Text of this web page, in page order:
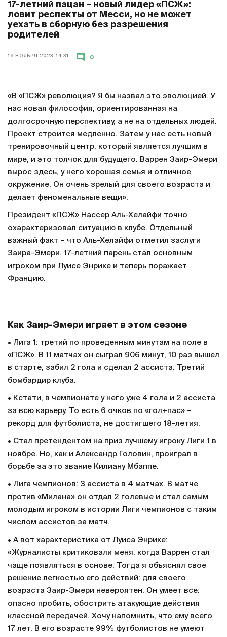
17-летний пацан – новый лидер «ПСЖ»:
ловит респекты от Месси, но не может
уехать в сборную без разрешения
родителей
16 НОЯБРЯ 2023, 14:31 0
«В «ПСЖ» революция? Я бы назвал это эволюцией. У
нас новая философия, ориентированная на
долгосрочную перспективу, а не на отдельных людей.
Проект строится медленно. Затем у нас есть новый
тренировочный центр, который является лучшим в
мире, и это толчок для будущего. Варрен Заир-Эмери
вырос здесь, у него хорошая семья и отличное
окружение. Он очень зрелый для своего возраста и
делает феноменальные вещи».
Президент «ПСЖ» Нассер Аль-Хелайфи точно
охарактеризовал ситуацию в клубе. Отдельный
важный факт – что Аль-Хелайфи отметил заслуги
Заира-Эмери. 17-летний парень стал основным
игроком при Луисе Энрике и теперь поражает
Францию.
Как Заир-Эмери играет в этом сезоне
• Лига 1: третий по проведенным минутам на поле в
«ПСЖ». В 11 матчах он сыграл 906 минут, 10 раз вышел
в старте, забил 2 гола и сделал 2 ассиста. Третий
бомбардир клуба.
• Кстати, в чемпионате у него уже 4 гола и 2 ассиста
за всю карьеру. То есть 6 очков по «гол+пас» –
рекорд для футболиста, не достигшего 18-летия.
• Стал претендентом на приз лучшему игроку Лиги 1 в
ноябре. Но, как и Александр Головин, проиграл в
борьбе за это звание Килиану Мбаппе.
• Лига чемпионов: 3 ассиста в 4 матчах. В матче
против «Милана» он отдал 2 голевые и стал самым
молодым игроком в истории Лиги чемпионов с таким
числом ассистов за матч.
• А вот характеристика от Луиса Энрике:
«Журналисты критиковали меня, когда Варрен стал
чаще появляться в основе. Тогда я объяснял свое
решение легкостью его действий: для своего
возраста Заир-Эмери невероятен. Он умеет все:
опасно пробить, обострить атакующие действия
классной передачей. Хочу напомнить, что ему всего
17 лет. В его возрасте 99% футболистов не умеют